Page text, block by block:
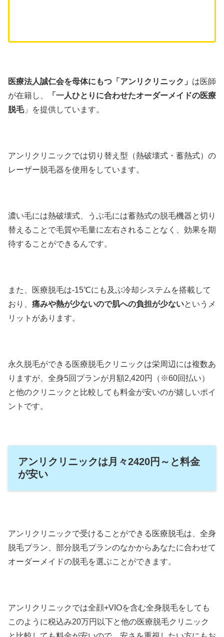
医療法人誠仁会を母体にもつ「アンリクリニック」 は医師
が在籍し、
「一人ひとりに合わせたオーダーメイドの医療
脱毛」を提供しています。
アンリクリニックでは切り替え型（熱破壊式・蓄熱式）の
レーザー脱毛器を使用をしています。
濃い毛には熱破壊式、うぶ毛には蓄熱式の脱毛機器と切り
替えることで毛質や毛量に左右されることなく、効果を期
待することができるんです。
また、医療脱毛は-15℃にも及ぶ冷却システムを搭載して
おり、 痛みや熱が少ないので肌への負担が少ないというメ
リットがあります。
永久脱毛ができる医療脱毛クリニックは栄周辺には複数あ
りますが、全身5回プランが月額2,420円（※60回払い）
と他のクリニックと比較しても料金が安いのが嬉しいポイ
ントです。
アンリクリニックは月々2420円～と料金
が安い
アンリクリニックで受けることができる医療脱毛は、全身
脱毛プラン、部分脱毛プランのなかからあなたに合わせて
オーダーメイドの脱毛を選ぶことができます。
アンリクリニックでは全顔+VIOを含む全身脱毛をしても
このように税込み20万円以下と他の医療脱毛クリニック